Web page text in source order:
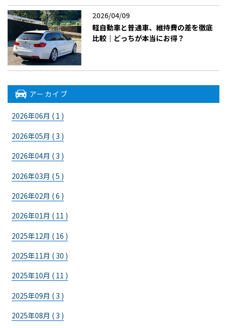
2026/04/09
軽自動車と普通車、維持費の差を徹底
比較｜どっちが本当にお得？
アーカイブ
2026年06月 ( 1 )
2026年05月 ( 3 )
2026年04月 ( 3 )
2026年03月 ( 5 )
2026年02月 ( 6 )
2026年01月 ( 11 )
2025年12月 ( 16 )
2025年11月 ( 30 )
2025年10月 ( 11 )
2025年09月 ( 3 )
2025年08月 ( 3 )